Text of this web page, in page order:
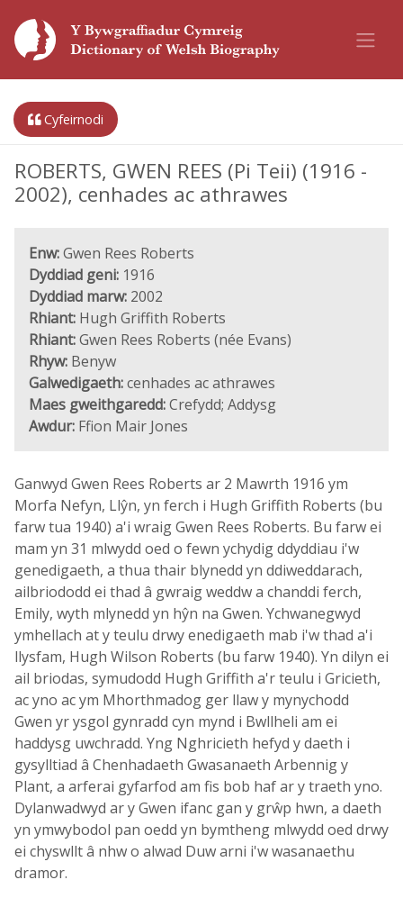
Cyfeirnodi
ROBERTS, GWEN REES (Pi Teii) (1916 -
2002), cenhades ac athrawes
Enw:Gwen Rees Roberts
Dyddiad geni: 1916
Dyddiad marw: 2002
Rhiant: Hugh Griffith Roberts
Rhiant:Gwen Rees Roberts (née Evans)
Rhyw: Benyw
Galwedigaeth:cenhades ac athrawes
Maes gweithgaredd:Crefydd; Addysg
Awdur: Ffion Mair Jones
Ganwyd Gwen Rees Roberts ar 2 Mawrth 1916 ym
Morfa Nefyn, Llŷn, yn ferch i Hugh Griffith Roberts (bu
farw tua 1940) a'i wraig Gwen Rees Roberts. Bu farw ei
mam yn 31 mlwydd oed o fewn ychydig ddyddiau i'w
genedigaeth, a thua thair blynedd yn ddiweddarach,
ailbriododd ei thad â gwraig weddw a chanddi ferch,
Emily, wyth mlynedd yn hŷn na Gwen. Ychwanegwyd
ymhellach at y teulu drwy enedigaeth mab i'w thad a'i
llysfam, Hugh Wilson Roberts (bu farw 1940). Yn dilyn ei
ail briodas, symudodd Hugh Griffith a'r teulu i Gricieth,
ac yno ac ym Mhorthmadog ger llaw y mynychodd
Gwen yr ysgol gynradd cyn mynd i Bwllheli am ei
haddysg uwchradd. Yng Nghricieth hefyd y daeth i
gysylltiad â Chenhadaeth Gwasanaeth Arbennig y
Plant, a arferai gyfarfod am fis bob haf ar y traeth yno.
Dylanwadwyd ar y Gwen ifanc gan y grŵp hwn, a daeth
yn ymwybodol pan oedd yn bymtheng mlwydd oed drwy
ei chyswllt â nhw o alwad Duw arni i'w wasanaethu
dramor.